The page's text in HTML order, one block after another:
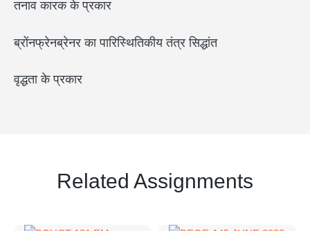
तनाव कारक के प्रकार
ब्रोंनफ्रेनब्रेनर का पारिस्थितिकीय तंत्र सिद्धांत
वृद्धता के प्रकार
Related Assignments